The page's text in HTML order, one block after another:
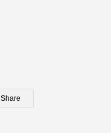
Share